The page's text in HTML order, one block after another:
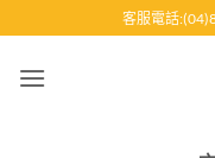
至
客服電話